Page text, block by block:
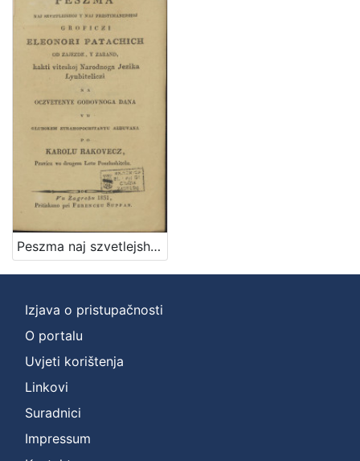
Peszma naj szvetlejshoj y naj prestimanejshoj groficzi Eleonori Patachich od Zajezde, y Zarand, kakti viteskoj narodnoga jezika lyubiteliczi na oczvetenye godovnoga dana vu glubokem ztrahopochitanyu alduvana / po Karolu Rakovecz pravicz vu drugem letu poszlushitelu
Izjava o pristupačnosti
O portalu
Uvjeti korištenja
Linkovi
Suradnici
Impressum